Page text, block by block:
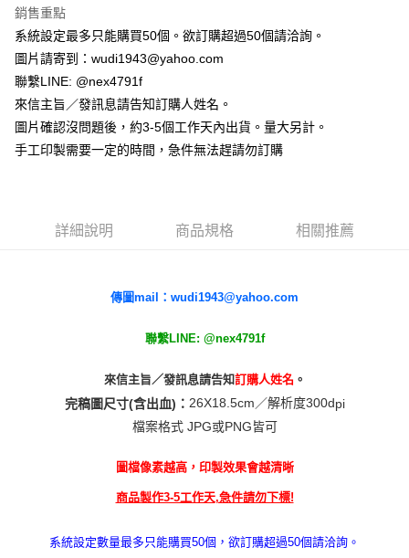
【「AFTEE先享後付」結帳流程】
１．於結帳方式選擇「AFTEE先享後付」後，將跳轉至「AFTEE先享後付」
結帳頁面，進行簡訊認證並確認金額後，即可完成結帳。
２．訂單成立數日內，您將收到繳費通知簡訊。
３．收到繳費通知簡訊後14天內，點擊此簡訊中的連結，可透過四大超商／
ATM／網路銀行／等多元方式進行付款，方視為交易完成。
※ 請注意：結帳手續完成當下不需立刻繳費，但若您需要取消訂單，請聯絡
購買商品的店家。未經商家同意取消之訂單仍視為有效，需透過AFTEE先享
後付繳納相關費用。
【注意事項】
２．關於個人資料處理事宜，請瀏覽以下網址：
「AFTEE先享後付」，若未經同意申辦者引起之損失，本公司不負相關責
４．使用「AFTEE先享後付」時，將依據個別帳號之用戶狀況，依本公司即
請求用戶進行身份認證。
５．嚴禁一人註冊多個帳號或使用他人資訊註冊。若發現惡意使用之情形，
每筆NT$65，滿NT$2,000(含以上)免運費
付款後全家取貨
每筆NT$65，滿NT$2,000(含以上)免運費
7-11付款取貨
每筆NT$65，滿NT$2,000(含以上)免運費
銷售重點
系統設定最多只能購買50個。欲訂購超過50個請洽詢。
圖片請寄到：wudi1943@yahoo.com
聯繫LINE: @nex4791f
來信主旨／發訊息請告知訂購人姓名。
圖片確認沒問題後，約3-5個工作天內出貨。量大另計。
手工印製需要一定的時間，急件無法趕請勿訂購
詳細說明 商品規格 相關推薦
傳圖mail：wudi1943@yahoo.com
聯繫LINE: @nex4791f
來信主旨／發訊息請告知訂購人姓名 。
完稿圖尺寸(含出血)： 26X18.5cm／解析度300dpi
檔案格式 JPG或PNG皆可
圖檔像素越高，印製效果會越清晰
商品製作3-5工作天,急件請勿下標!
系統設定數量最多只能購買50個，欲訂購超過50個請洽詢。